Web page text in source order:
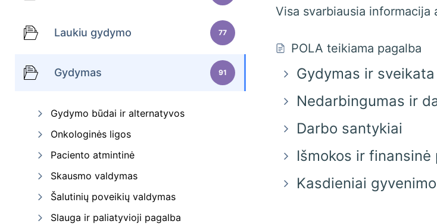
Laukiu gydymo 77
Gydymas 91
Gydymo būdai ir alternatyvos
Onkologinės ligos
Paciento atmintinė
Skausmo valdymas
Šalutinių poveikių valdymas
Slauga ir paliatyvioji pagalba
Visa svarbiausia
POLA teikiama pagalba
Gydymas ir sveikata
Nedarbingumas ir
Darbo santykiai
Išmokos ir finansinė
Kasdieniai